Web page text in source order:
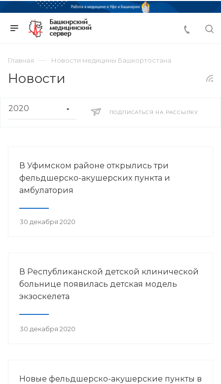
Главная Новости медицины Башкортостана
Новости
ПОДПИСАТЬСЯ НА РАССЫЛКУ
В Уфимском районе открылись три
фельдшерско-акушерских пункта и
амбулатория
30 декабря 2020
В Республиканской детской клинической
больнице появилась детская модель
экзоскелета
30 декабря 2020
Новые фельдшерско-акушерские пункты в